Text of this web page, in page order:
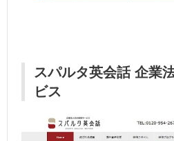
スパルタ英会話 企業
ビス